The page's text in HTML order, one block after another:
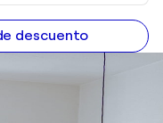
descuento